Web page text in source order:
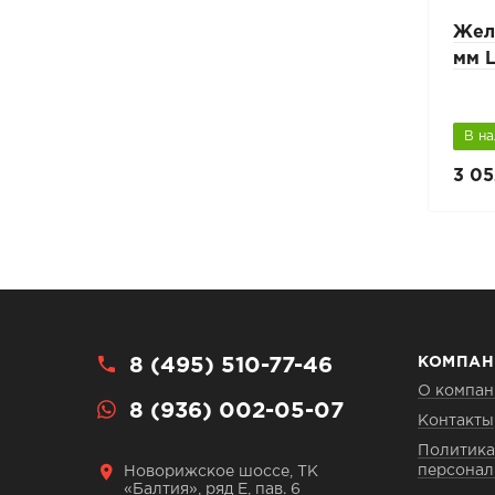
мм
В
3
8 (495) 510-77-46
8 (936) 002-05-07
Новорижское шоссе, ТК
«Балтия», ряд Е, пав. 6
О
Контакты